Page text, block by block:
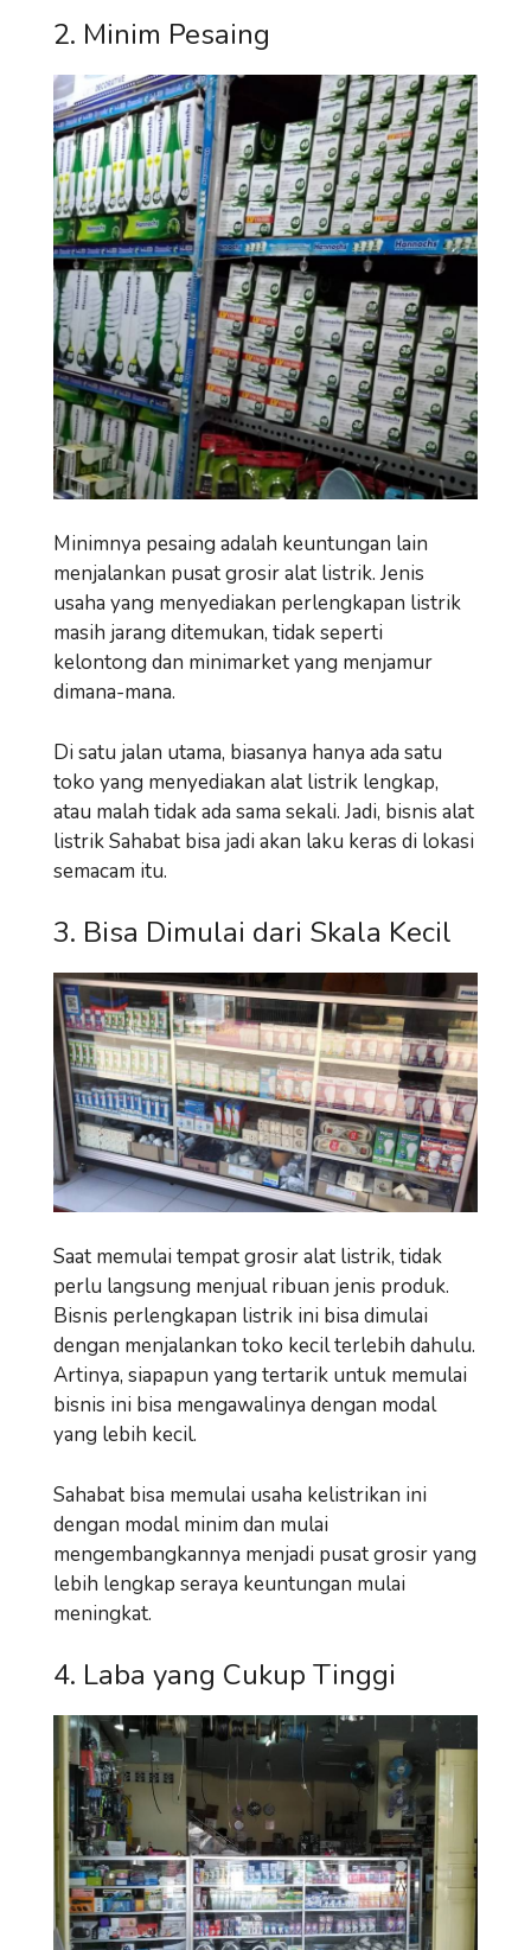
2. Minim Pesaing
Minimnya pesaing adalah keuntungan lain
menjalankan pusat grosir alat listrik. Jenis
usaha yang menyediakan perlengkapan listrik
masih jarang ditemukan, tidak seperti
kelontong dan minimarket yang menjamur
dimana-mana.
Di satu jalan utama, biasanya hanya ada satu
toko yang menyediakan alat listrik lengkap,
atau malah tidak ada sama sekali. Jadi, bisnis alat
listrik Sahabat bisa jadi akan laku keras di lokasi
semacam itu.
3. Bisa Dimulai dari Skala Kecil
Saat memulai tempat grosir alat listrik, tidak
perlu langsung menjual ribuan jenis produk.
Bisnis perlengkapan listrik ini bisa dimulai
dengan menjalankan toko kecil terlebih dahulu.
Artinya, siapapun yang tertarik untuk memulai
bisnis ini bisa mengawalinya dengan modal
yang lebih kecil.
Sahabat bisa memulai usaha kelistrikan ini
dengan modal minim dan mulai
mengembangkannya menjadi pusat grosir yang
lebih lengkap seraya keuntungan mulai
meningkat.
4. Laba yang Cukup Tinggi